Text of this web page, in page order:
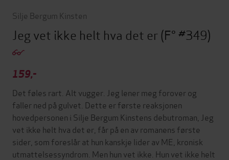
Silje Bergum Kinsten
Jeg vet ikke helt hva det er(F° #349)
159,-
Det føles rart. Alt vugger. Jeg lener meg forover og
faller ned på gulvet. Dette er første reaksjonen
hovedpersonen i Silje Bergum Kinstens debutroman, Jeg
vet ikke helt hva det er, får på en av romanens første
sider, som foreslår at hun kanskje lider av ME, kronisk
utmattelsessyndrom. Men hun vet ikke. Hun vet ikke helt